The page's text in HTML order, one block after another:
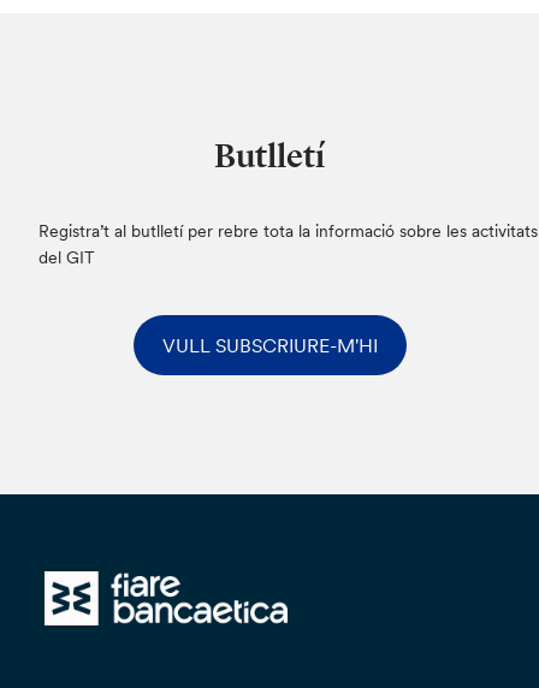
Butlletí
Registra’t al butlletí per rebre tota la informació sobre les activitats
del GIT
VULL SUBSCRIURE-M'HI